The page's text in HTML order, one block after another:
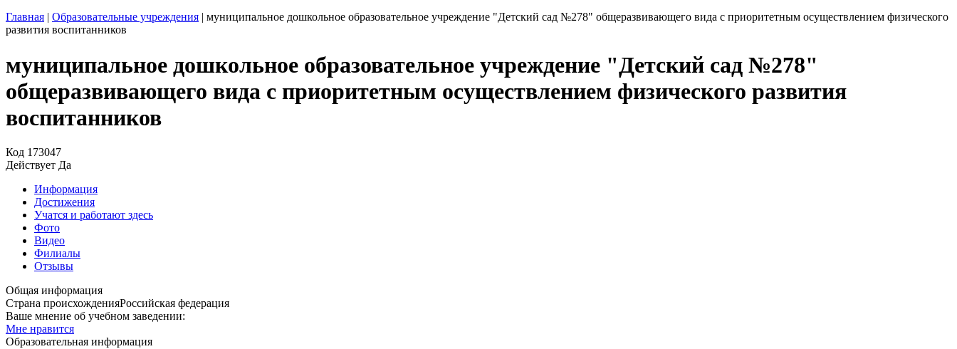
Главная | Образовательные учреждения | муниципальное дошкольное образовательное учреждение "Детский сад №278" общеразвивающего вида с приоритетным осуществлением физического
развития воспитанников
муниципальное дошкольное образовательное учреждение "Детский сад №278"
общеразвивающего вида с приоритетным осуществлением физического развития
воспитанников
Код 173047
Действует Да
Информация
Достижения
Учатся и работают здесь
Фото
Видео
Филиалы
Отзывы
Общая информация
Страна происхожденияРоссийская федерация
Ваше мнение об учебном заведении:
Мне нравится
Образовательная информация